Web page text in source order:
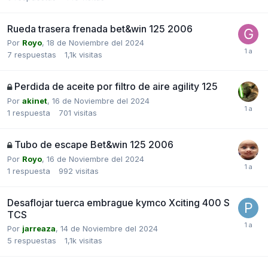
Rueda trasera frenada bet&win 125 2006
Por Royo, 18 de Noviembre del 2024
7 respuestas 1,1k visitas
Perdida de aceite por filtro de aire agility 125
Por akinet, 16 de Noviembre del 2024
1 respuesta 701 visitas
Tubo de escape Bet&win 125 2006
Por Royo, 16 de Noviembre del 2024
1 respuesta 992 visitas
Desaflojar tuerca embrague kymco Xciting 400 S
TCS
Por jarreaza, 14 de Noviembre del 2024
5 respuestas 1,1k visitas